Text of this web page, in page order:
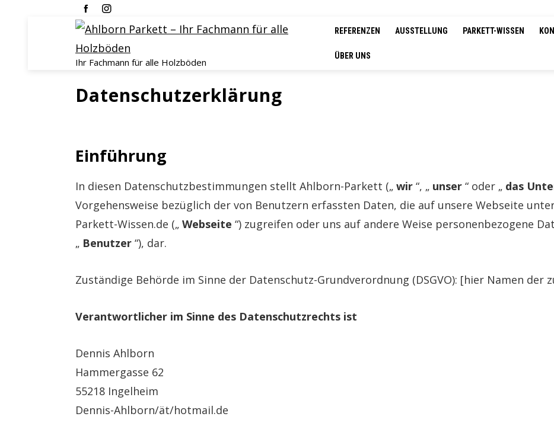
Ihr Fachmann für alle Holzböden
REFERENZEN AUSSTELLUNG PARKETT-WISSEN
ÜBER UNS
Datenschutzerklärung
Einführung
In diesen Datenschutzbestimmungen stellt Ahlborn-Parkett („ wir “, „ unser “ oder „ das
Vorgehensweise bezüglich der von Benutzern erfassten Daten, die auf unsere Webseite
Parkett-Wissen.de („ Webseite “) zugreifen oder uns auf andere Weise personenbezogene
„ Benutzer “), dar.
Zuständige Behörde im Sinne der Datenschutz-Grundverordnung (DSGVO): [hier Namen der
Verantwortlicher im Sinne des Datenschutzrechts ist
Dennis Ahlborn
Hammergasse 62
55218 Ingelheim
Dennis-Ahlborn/ät/hotmail.de